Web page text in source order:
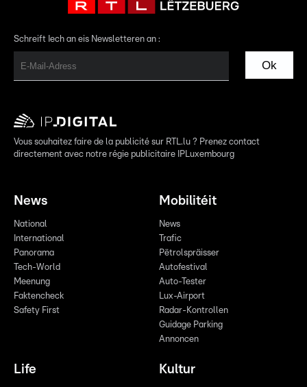
Schreift Iech an eis Newsletteren an :
Ok
Vous souhaitez faire de la publicité sur RTL.lu ? Prenez contact
directement avec notre régie publicitaire IPLuxembourg
News
National
International
Panorama
Tech-World
Meenung
Faktencheck
Safety First
Mobilitéit
News
Trafic
Pëtrolspräisser
Autofestival
Auto-Tester
Lux-Airport
Radar-Kontrollen
Guidage Parking
Annoncen
Life Kultur